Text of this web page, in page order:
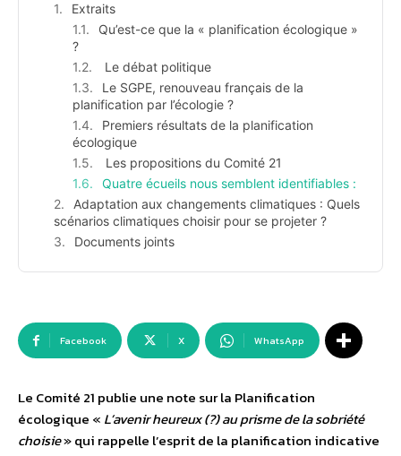
Extraits
Qu’est-ce que la « planification écologique »
?
Le débat politique
Le SGPE, renouveau français de la
planification par l’écologie ?
Premiers résultats de la planification
écologique
Les propositions du Comité 21
Quatre écueils nous semblent identifiables :
Adaptation aux changements climatiques : Quels
scénarios climatiques choisir pour se projeter ?
Documents joints
Facebook X WhatsApp
Le Comité 21 publie une note sur la Planification
écologique « L’avenir heureux (?) au prisme de la sobriété
choisie» qui rappelle l’esprit de la planification indicative